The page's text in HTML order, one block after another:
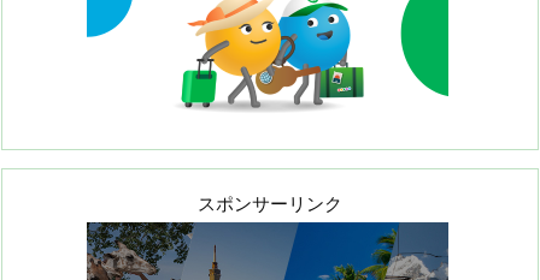
スポンサーリンク